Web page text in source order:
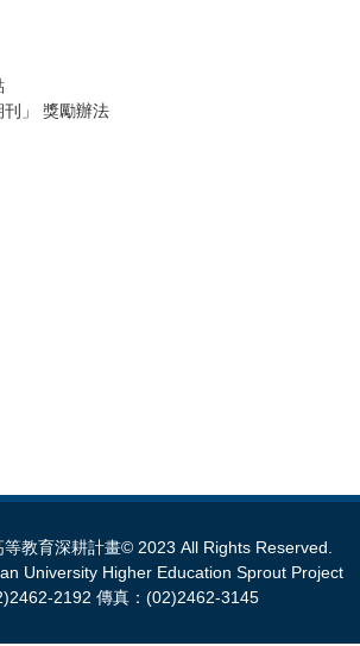
刊」 獎勵辦法
等教育深耕計畫© 2023 All Rights Reserved.
University Higher Education Sprout Project
2192 傳真：(02)2462-3145